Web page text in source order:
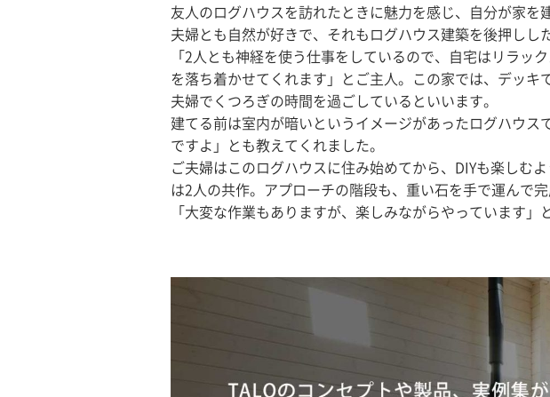
友人のログハウスを訪れたときに魅力を感じ、自分が家
夫婦とも自然が好きで、それもログハウス建築を後押しし
「2人とも神経を使う仕事をしているので、自宅はリラ
を落ち着かせてくれます」とご主人。この家では、デッ
夫婦でくつろぎの時間を過ごしているといいます。
建てる前は室内が暗いというイメージがあったログハウ
ですよ」とも教えてくれました。
ご夫婦はこのログハウスに住み始めてから、DIYも楽しむ
は2人の共作。アプローチの階段も、重い石を手で運んで完
「大変な作業もありますが、楽しみながらやっています